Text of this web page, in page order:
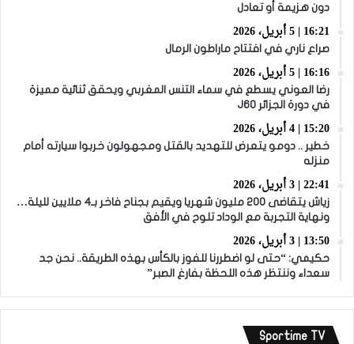
دون هزيمة أو تعادل
16:21 | 5 أبريل، 2026
صراع ناري في افتتاح ماراطون الرمال
16:16 | 5 أبريل، 2026
رضا العوني يسطع في سماء التنس المغربي ويحقق ثنائية مميزة
في دورة الجزائر J60
15:20 | 4 أبريل، 2026
خطير .. دومو يتعرض للتهديد بالقتل ومجهولون خربوا سيارته أمام
منزله
22:41 | 3 أبريل، 2026
زياش يتقاضى 200 مليون شهريا ويقيم بجناح فاخر بـ4 ملايين لليلة…
ونهاية التجربة مع الوداد تلوح في الأفق
13:50 | 3 أبريل، 2026
حكيمي: “حتى لو اضطررنا للفوز بالكأس بهذه الطريقة.. نحن جد
سعداء وننتظر هذه اللحظة بفارغ الصبر”
Sportime TV